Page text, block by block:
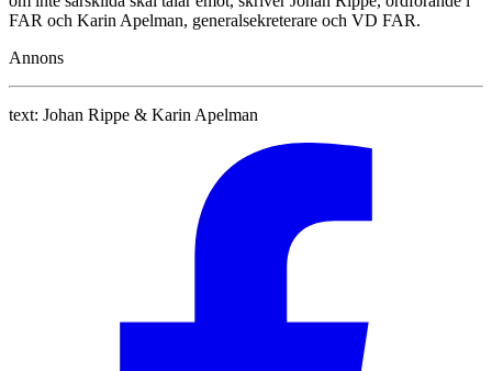
FAR och Karin Apelman, generalsekreterare och VD FAR.
Annons
text: Johan Rippe & Karin Apelman